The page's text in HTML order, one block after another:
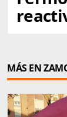
MÁS EN